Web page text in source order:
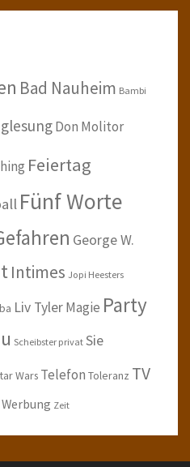
Bad Nauheim Bambi
Don Molitor
Feiertag
Fünf Worte
George W.
Intimes Jopi Heesters
Liv TylerMagie Party
Scheibster privat Sie
Wars Telefon Toleranz TV
Werbung Zeit